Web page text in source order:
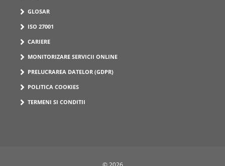
GLOSAR
ISO 27001
CARIERE
MONITORIZARE SERVICII ONLINE
PRELUCRAREA DATELOR (GDPR)
POLITICA COOKIES
TERMENI SI CONDITII